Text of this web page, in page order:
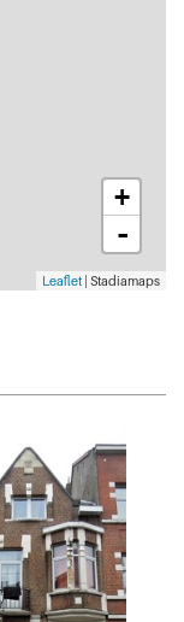
+
-
Leaflet | Stadiamaps